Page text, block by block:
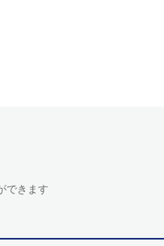
できます